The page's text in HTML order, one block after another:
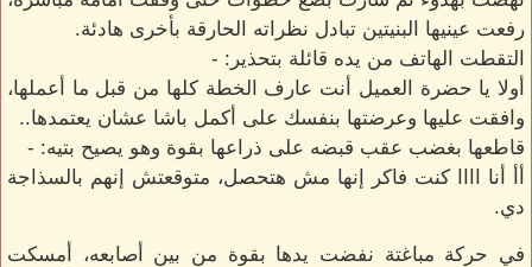
رفعت عينيها البنيتين تبادل نظراته الحارقة بأخرى هادئة.
التقطت الهاتف من يده قائلة بتحذير: -
أولا يا حضرة العميل أنت عارف الخطة كلها من قبل ما أعملها،
وافقت عليها وعرضتها بنفسك على أكمل باشا عشان يعتمدها..
قاطعها بغضب عقب قبضه على ذراعها بقوة وهو يصيح بتيه: -
أأ أنا اااا كنت فاكر إنها مش هتحصل، متوقعتش إنهم بالسذاجة
دي.
في حركة مباغتة نفضت يدها بقوة من بين أصابعه، أمسكت